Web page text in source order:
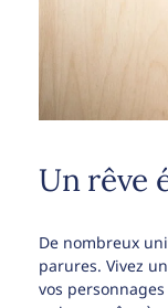
Un rêve
De nombreux
parures. Vivez
vos